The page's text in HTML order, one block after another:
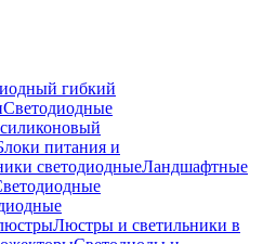
гибкий
Светодиодные
питания и
светодиодныеЛандшафтные
Люстры и светильники в